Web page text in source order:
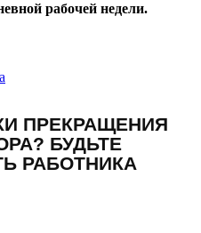
рабочей недели.
ПРЕКРАЩЕНИЯ
БУДЬТЕ
РАБОТНИКА